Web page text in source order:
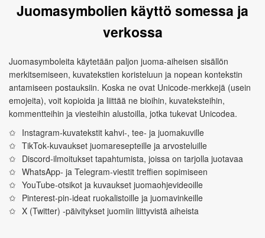
Juomasymbolien käyttö somessa ja
verkossa
Juomasymboleita käytetään paljon juoma‑aiheisen sisällön
merkitsemiseen, kuvatekstien koristeluun ja nopean kontekstin
antamiseen postauksiin. Koska ne ovat Unicode‑merkkejä (usein
emojeita), voit kopioida ja liittää ne bioihin, kuvateksteihin,
kommentteihin ja viesteihin alustoilla, jotka tukevat Unicodea.
Instagram‑kuvatekstit kahvi‑, tee‑ ja juomakuville
TikTok‑kuvaukset juomaresepteille ja arvosteluille
Discord‑ilmoitukset tapahtumista, joissa on tarjolla juotavaa
WhatsApp‑ ja Telegram‑viestit treffien sopimiseen
YouTube‑otsikot ja kuvaukset juomaohjevideoille
Pinterest‑pin‑ideat ruokalistoille ja juomavinkeille
X (Twitter) ‑päivitykset juomiin liittyvistä aiheista